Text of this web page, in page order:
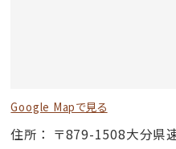
Google Mapで見る
住所
〒879-1508大分県